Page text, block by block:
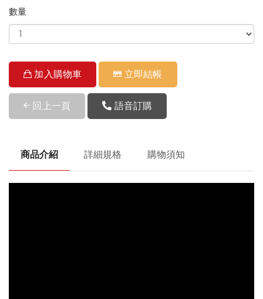
數量
加入購物車 立即結帳
回上一頁 語音訂購
商品介紹 詳細規格 購物須知